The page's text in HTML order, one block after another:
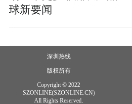
球新要闻
深圳热线
版权所有
Copyright © 2022
SZONLINE(SZONLINE.CN)
All Rights Reserved.